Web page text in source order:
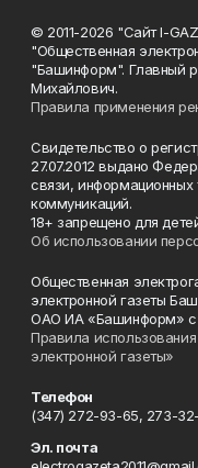
© 2011-2026 "Сайт I-
"Общественная
"Башинформ". Главный
Михайлович.
Правила применения
Свидетельство о
27.07.2012 выдано
связи,
коммуникаций.
18+ запрещено для
Об использовании
Общественная
электронной газеты
ОАО ИА «Башинформ» с
Правила
электронной газеты»
Телефон
(347) 272-93-65, 273-
Эл. почта